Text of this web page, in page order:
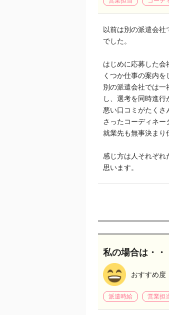
以前は別の派遣会
でした。
はじめに応募した
くつか仕事の案内を
別の派遣会社では一
し、選考を同時進行
悪い口コミがたく
さったコーディネー
就業先も無事決まり
感じ方は人それぞれ
思います。
私の場合は・・
おすすめ度
派遣時給 営業担